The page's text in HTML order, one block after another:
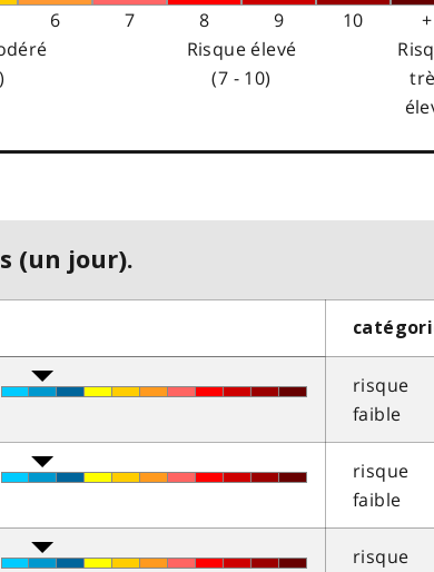
6 7 8 9 10
+
Risque élevé
(7 - 10)
(un jour).
risque
faible
risque
faible
risque